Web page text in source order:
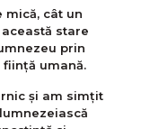
cât un
stare
prin
umană.
și am simțit